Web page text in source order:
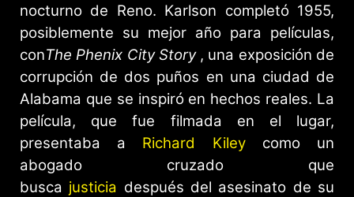
nocturno de Reno. Karlson completó 1955,
posiblemente su mejor año para películas,
conThe Phenix City Story, una exposición de
corrupción de dos puños en una ciudad de
Alabama que se inspiró en hechos reales. La
película, que fue filmada en el lugar,
presentaba a Richard Kileycomo un
abogado cruzado que
busca justicia después del asesinato de su